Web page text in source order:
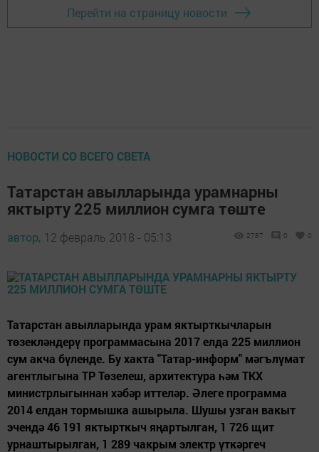
Перейти на страницу новости
НОВОСТИ СО ВСЕГО СВЕТА
Татарстан авылларында урамнарны
яктырту 225 миллион сумга төште
автор, 12 февраль 2018 - 05:13 2787 0 0
Татарстан авылларында урам яктырткычларын
төзекләндерү программасына 2017 елда 225 миллион
сум акча бүленде. Бу хакта "Татар-информ" мәгълүмат
агентлыгына ТР Төзелеш, архитектура һәм ТКХ
министрлыгыннан хәбәр иттеләр. Әлеге программа
2014 елдан тормышка ашырыла. Шушы узган вакыт
эчендә 46 191 яктырткыч яңартылган, 1 726 щит
урнаштырылган, 1 289 чакрым электр үткәргеч